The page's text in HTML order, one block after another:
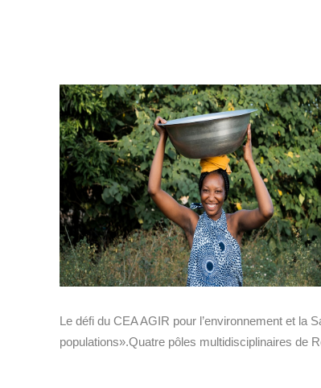
Le défi du CEA AGIR pour l’environnement et la
populations».Quatre pôles multidisciplinaires de